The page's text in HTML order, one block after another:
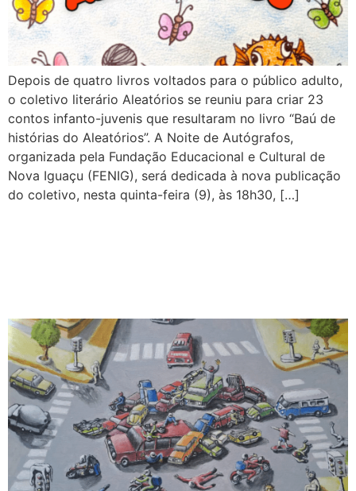
Depois de quatro livros voltados para o público adulto,
o coletivo literário Aleatórios se reuniu para criar 23
contos infanto-juvenis que resultaram no livro “Baú de
histórias do Aleatórios”. A Noite de Autógrafos,
organizada pela Fundação Educacional e Cultural de
Nova Iguaçu (FENIG), será dedicada à nova publicação
do coletivo, nesta quinta-feira (9), às 18h30, […]